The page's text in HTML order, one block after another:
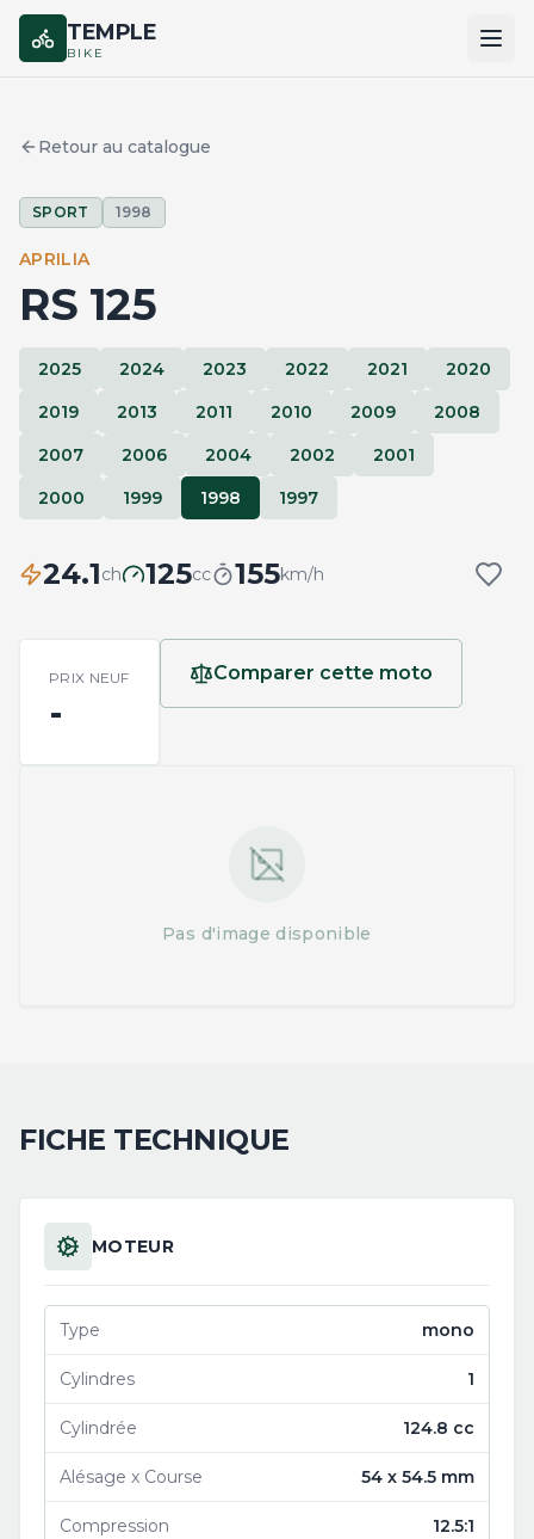
TEMPLE
BIKE
MARQUES
COMPARER
Retour au catalogue
SPORT 1998
APRILIA
RS 125
2025 2024 2023 2022 2021
2020
2019
2013 2011 2010 2009
2008
2007
2006 2004 2002
2001
2000
1999 1998 1997
24.1ch 125cc 155km/h
PRIX NEUF
-
Comparer cette moto
Pas d'image disponible
FICHE TECHNIQUE
MOTEUR
Type mono
Cylindres 1
Cylindrée 124.8 cc
Alésage x Course 54 x 54.5 mm
Compression 12.5:1